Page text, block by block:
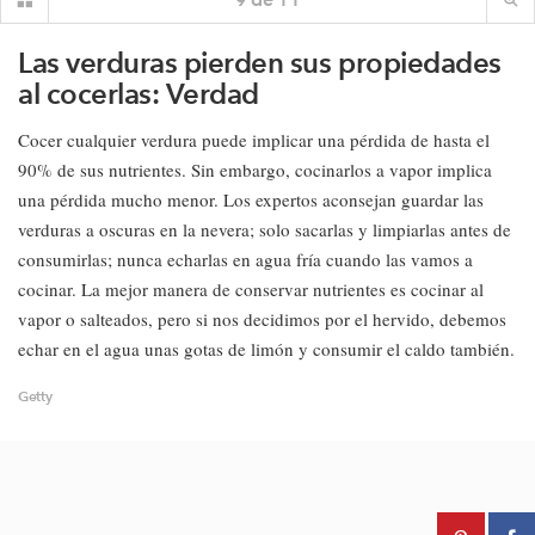
Las verduras pierden sus propiedades
al cocerlas: Verdad
Cocer cualquier verdura puede implicar una pérdida de hasta el
90% de sus nutrientes. Sin embargo, cocinarlos a vapor implica
una pérdida mucho menor. Los expertos aconsejan guardar las
verduras a oscuras en la nevera; solo sacarlas y limpiarlas antes de
consumirlas; nunca echarlas en agua fría cuando las vamos a
cocinar. La mejor manera de conservar nutrientes es cocinar al
vapor o salteados, pero si nos decidimos por el hervido, debemos
echar en el agua unas gotas de limón y consumir el caldo también.
Getty